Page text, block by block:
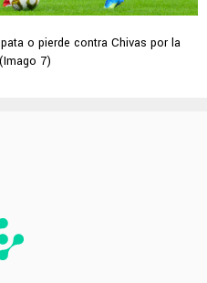
o pierde contra Chivas por la
7)